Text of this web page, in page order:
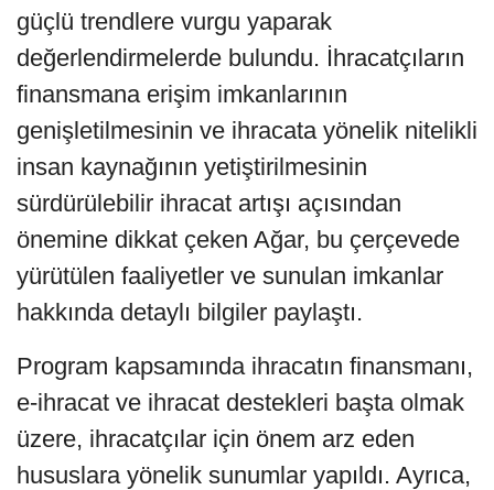
güçlü trendlere vurgu yaparak
değerlendirmelerde bulundu. İhracatçıların
finansmana erişim imkanlarının
genişletilmesinin ve ihracata yönelik nitelikli
insan kaynağının yetiştirilmesinin
sürdürülebilir ihracat artışı açısından
önemine dikkat çeken Ağar, bu çerçevede
yürütülen faaliyetler ve sunulan imkanlar
hakkında detaylı bilgiler paylaştı.
Program kapsamında ihracatın finansmanı,
e-ihracat ve ihracat destekleri başta olmak
üzere, ihracatçılar için önem arz eden
hususlara yönelik sunumlar yapıldı. Ayrıca,